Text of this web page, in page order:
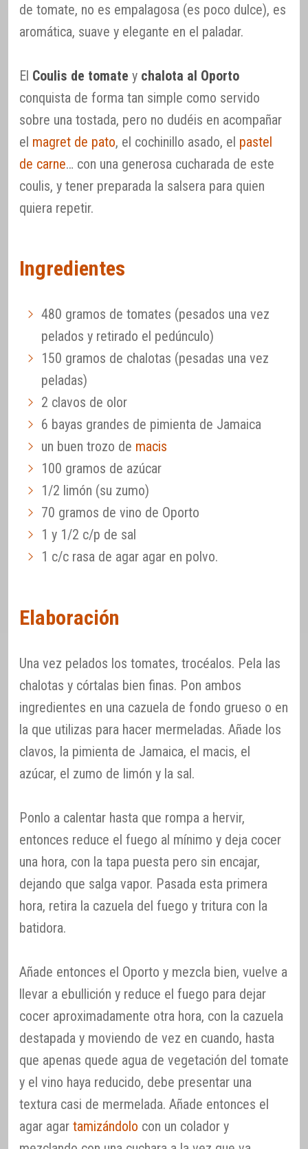
de tomate, no es empalagosa (es poco dulce), es
aromática, suave y elegante en el paladar.
El Coulis de tomate y chalota al Oporto
conquista de forma tan simple como servido
sobre una tostada, pero no dudéis en acompañar
el magret de pato, el cochinillo asado, el pastel
de carne… con una generosa cucharada de este
coulis, y tener preparada la salsera para quien
quiera repetir.
Ingredientes
480 gramos de tomates (pesados una vez
pelados y retirado el pedúnculo)
150 gramos de chalotas (pesadas una vez
peladas)
2 clavos de olor
6 bayas grandes de pimienta de Jamaica
un buen trozo de macis
100 gramos de azúcar
1/2 limón (su zumo)
70 gramos de vino de Oporto
1 y 1/2 c/p de sal
1 c/c rasa de agar agar en polvo.
Elaboración
Una vez pelados los tomates, trocéalos. Pela las
chalotas y córtalas bien finas. Pon ambos
ingredientes en una cazuela de fondo grueso o en
la que utilizas para hacer mermeladas. Añade los
clavos, la pimienta de Jamaica, el macis, el
azúcar, el zumo de limón y la sal.
Ponlo a calentar hasta que rompa a hervir,
entonces reduce el fuego al mínimo y deja cocer
una hora, con la tapa puesta pero sin encajar,
dejando que salga vapor. Pasada esta primera
hora, retira la cazuela del fuego y tritura con la
batidora.
Añade entonces el Oporto y mezcla bien, vuelve a
llevar a ebullición y reduce el fuego para dejar
cocer aproximadamente otra hora, con la cazuela
destapada y moviendo de vez en cuando, hasta
que apenas quede agua de vegetación del tomate
y el vino haya reducido, debe presentar una
textura casi de mermelada. Añade entonces el
agar agar tamizándolo con un colador y